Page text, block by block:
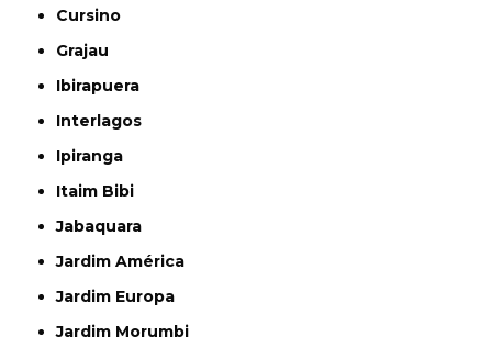
Cursino
Grajau
Ibirapuera
Interlagos
Ipiranga
Itaim Bibi
Jabaquara
Jardim América
Jardim Europa
Jardim Morumbi